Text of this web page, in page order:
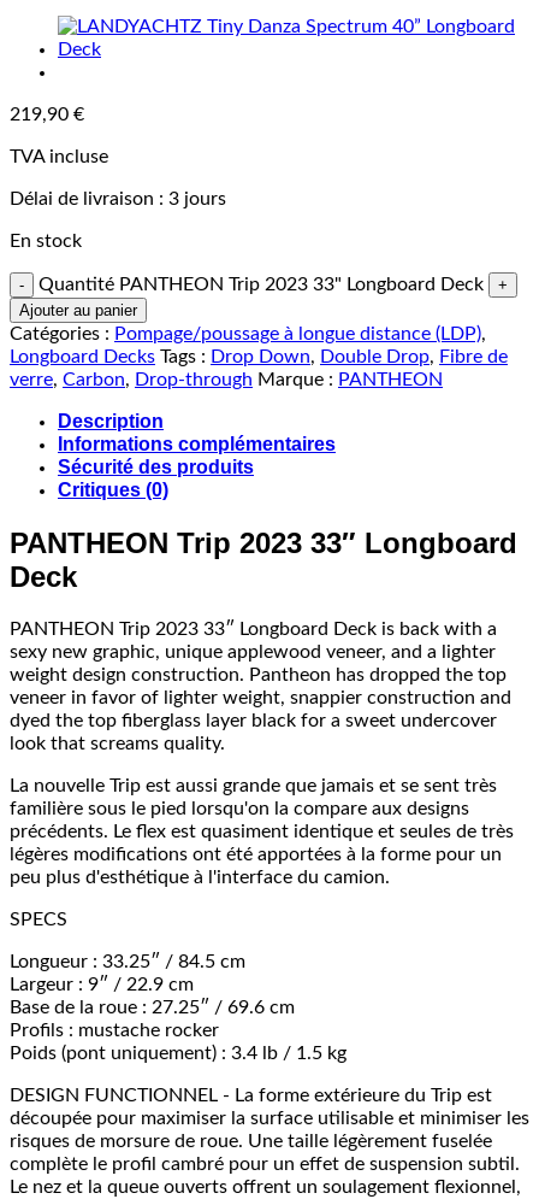
219,90 €
TVA incluse
Délai de livraison : 3 jours
En stock
Quantité PANTHEON Trip 2023 33" Longboard Deck
Ajouter au panier
Catégories : Pompage/poussage à longue distance (LDP),
Longboard Decks Tags : Drop Down, Double Drop, Fibre de
verre, Carbon, Drop-through Marque : PANTHEON
Description
Informations complémentaires
Sécurité des produits
Critiques (0)
PANTHEON Trip 2023 33″ Longboard
Deck
PANTHEON Trip 2023 33″ Longboard Deck is back with a
sexy new graphic, unique applewood veneer, and a lighter
weight design construction. Pantheon has dropped the top
veneer in favor of lighter weight, snappier construction and
dyed the top fiberglass layer black for a sweet undercover
look that screams quality.
La nouvelle Trip est aussi grande que jamais et se sent très
familière sous le pied lorsqu'on la compare aux designs
précédents. Le flex est quasiment identique et seules de très
légères modifications ont été apportées à la forme pour un
peu plus d'esthétique à l'interface du camion.
SPECS
Longueur : 33.25″ / 84.5 cm
Largeur : 9″ / 22.9 cm
Base de la roue : 27.25″ / 69.6 cm
Profils : mustache rocker
Poids (pont uniquement) : 3.4 lb / 1.5 kg
DESIGN FUNCTIONNEL - La forme extérieure du Trip est
découpée pour maximiser la surface utilisable et minimiser les
risques de morsure de roue. Une taille légèrement fuselée
complète le profil cambré pour un effet de suspension subtil.
Le nez et la queue ouverts offrent un soulagement flexionnel,